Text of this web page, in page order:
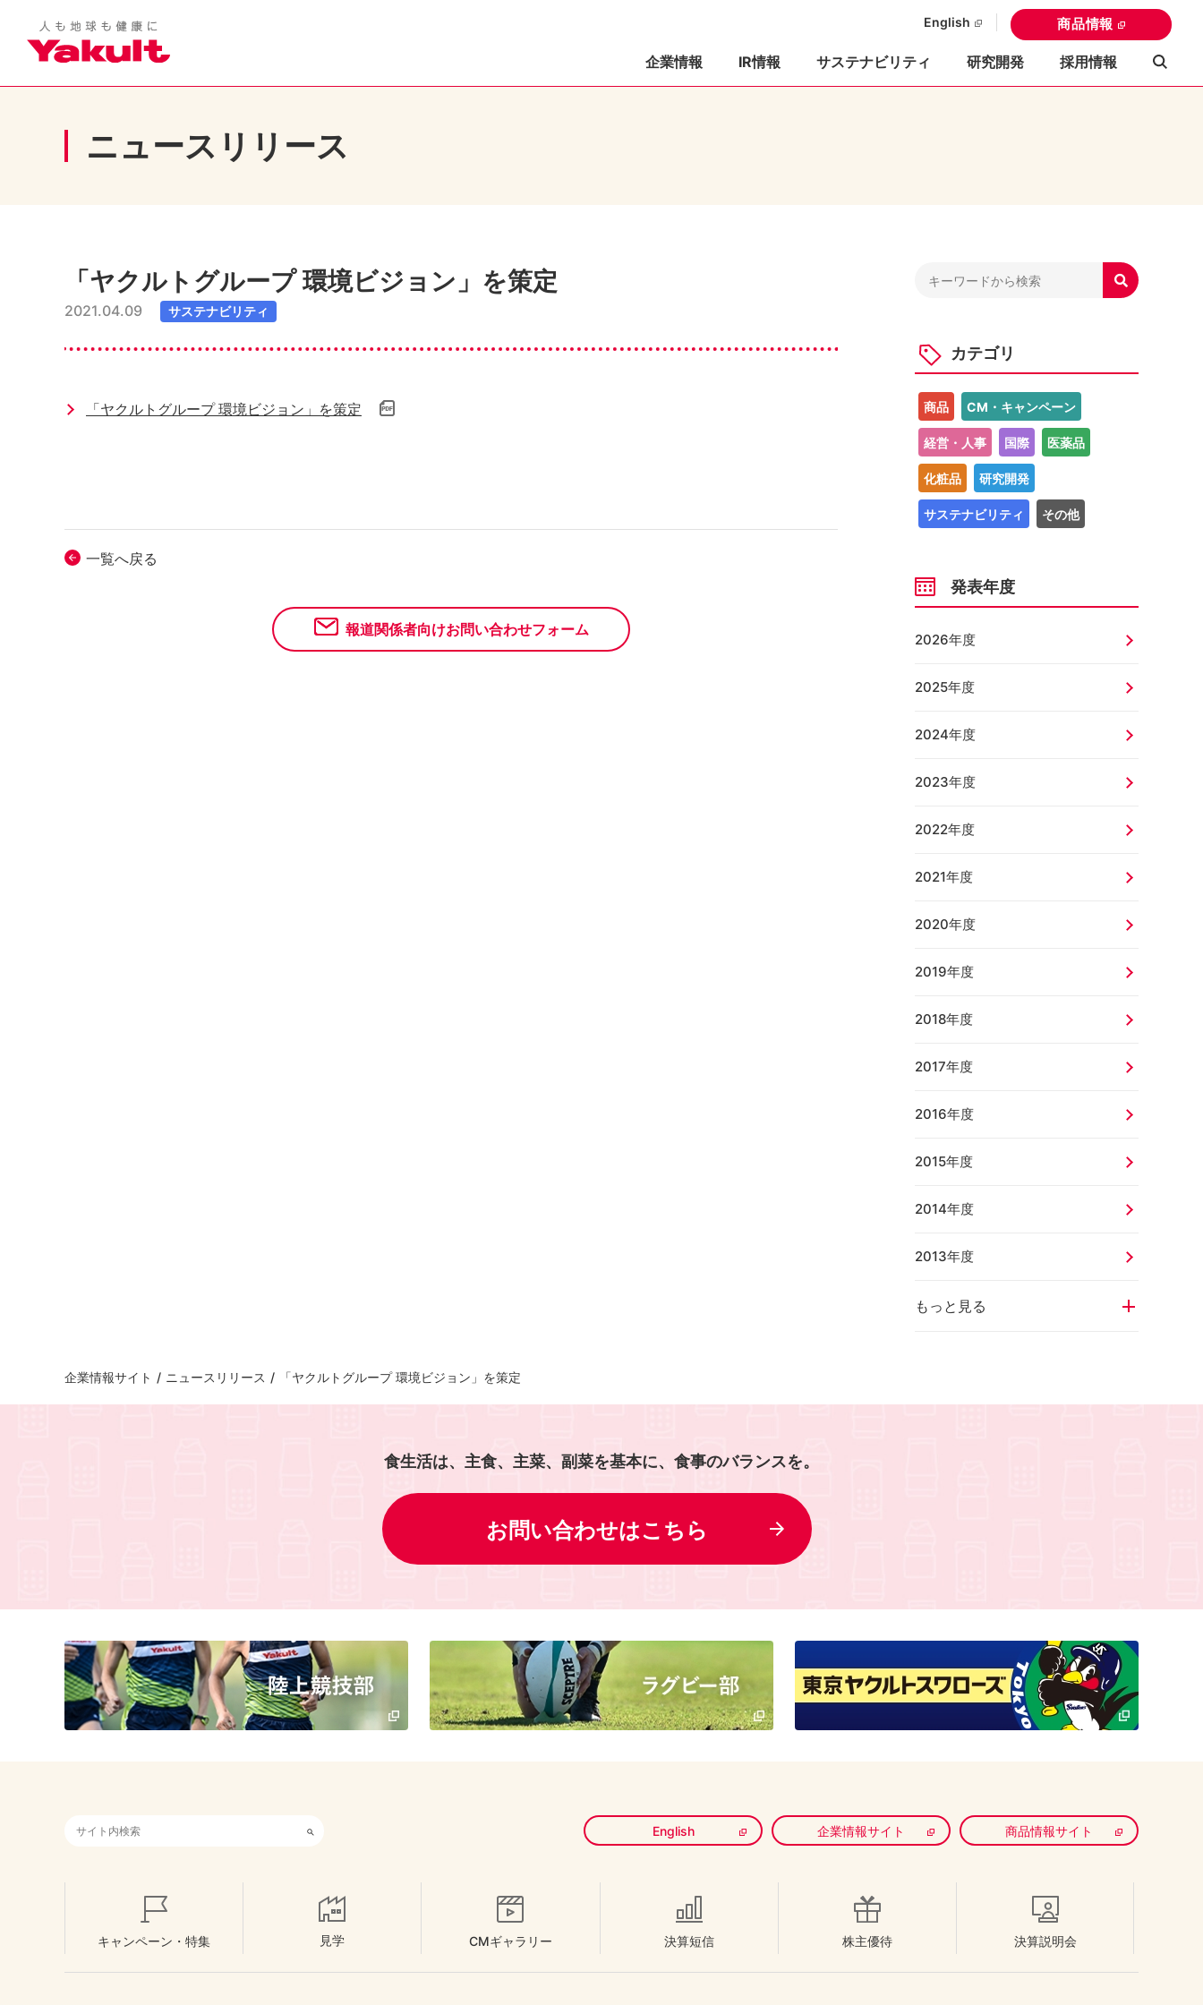
English 商品情報
企業情報 IR情報 サステナビリティ 研究開発 採用情報
ニュースリリース
「ヤクルトグループ 環境ビジョン」を策定
2021.04.09 サステナビリティ
「ヤクルトグループ 環境ビジョン」を策定
一覧へ戻る
報道関係者向けお問い合わせフォーム

カテゴリ
商品 CM・キャンペーン
経営・人事 国際 医薬品
化粧品 研究開発
サステナビリティ その他
発表年度
2026年度
2025年度
2024年度
2023年度
2022年度
2021年度
2020年度
2019年度
2018年度
2017年度
2016年度
2015年度
2014年度
2013年度
もっと見る
企業情報サイト / ニュースリリース / 「ヤクルトグループ 環境ビジョン」を策定
食生活は、主食、主菜、副菜を基本に、食事のバランスを。
お問い合わせはこちら
検索キーワード入力
English 企業情報サイト 商品情報サイト
キャンペーン・特集 見学 CMギャラリー 決算短信 株主優待 決算説明会